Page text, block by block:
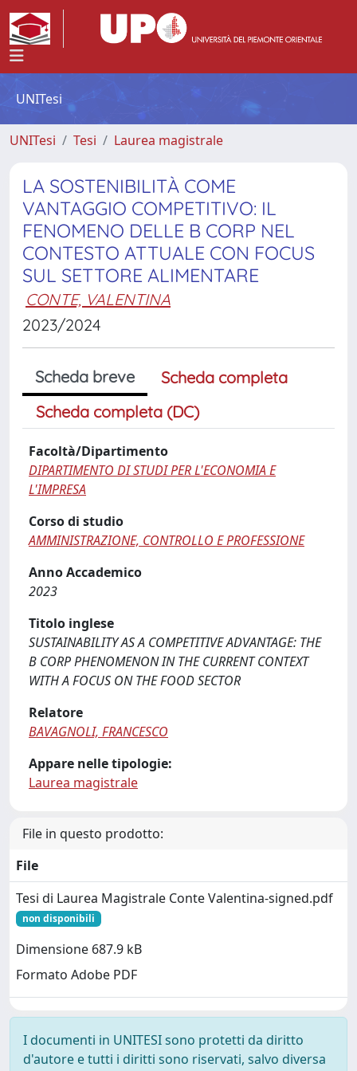
UNITesi
UNITesi Tesi Laurea magistrale
LA SOSTENIBILITÀ COME
VANTAGGIO COMPETITIVO: IL
FENOMENO DELLE B CORP NEL
CONTESTO ATTUALE CON FOCUS
SUL SETTORE ALIMENTARE
CONTE, VALENTINA
2023/2024
Scheda breve
Scheda completa
Scheda completa (DC)
Facoltà/Dipartimento
DIPARTIMENTO DI STUDI PER L'ECONOMIA E
L'IMPRESA
Corso di studio
AMMINISTRAZIONE, CONTROLLO E PROFESSIONE
Anno Accademico
2023
Titolo inglese
SUSTAINABILITY AS A COMPETITIVE ADVANTAGE: THE
B CORP PHENOMENON IN THE CURRENT CONTEXT
WITH A FOCUS ON THE FOOD SECTOR
Relatore
BAVAGNOLI, FRANCESCO
Appare nelle tipologie:
Laurea magistrale
File in questo prodotto:
File
Tesi di Laurea Magistrale Conte Valentina-signed.pdf
non disponibili
Dimensione 687.9 kB
Formato Adobe PDF
I documenti in UNITESI sono protetti da diritto
d'autore e tutti i diritti sono riservati, salvo diversa